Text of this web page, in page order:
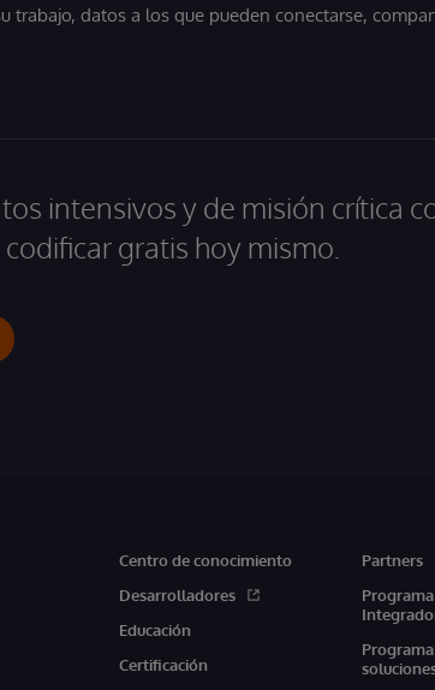
trabajo, datos a los que pueden conectarse,
intensivos y de misión crítica
gratis hoy mismo.
Centro de conocimiento
Desarrolladores
Educación
Certificación
Partners